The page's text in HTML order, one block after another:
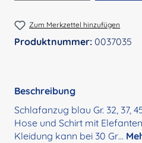
Zum Merkzettel hinzufügen
Produktnummer: 0037035
Beschreibung
Schlafanzug blau Gr. 32, 37,
Hose und Schirt mit
Kleidung kann bei 30 Gr…